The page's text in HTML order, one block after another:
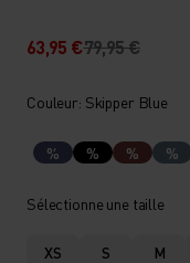
63,95 €79,95 €
Couleur: Skipper Blue
% % % %
Sélectionne une taille
XS S M